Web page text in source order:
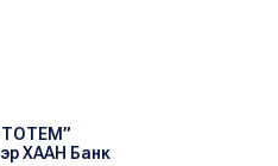
ХААН Банк